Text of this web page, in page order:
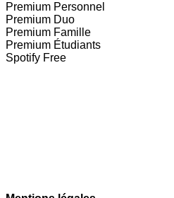
Premium Personnel
Premium Duo
Premium Famille
Premium Étudiants
Spotify Free